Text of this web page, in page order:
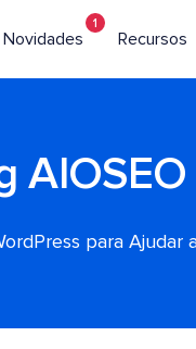
Novidades
1
Recursos
AIOSEO
para Ajudar